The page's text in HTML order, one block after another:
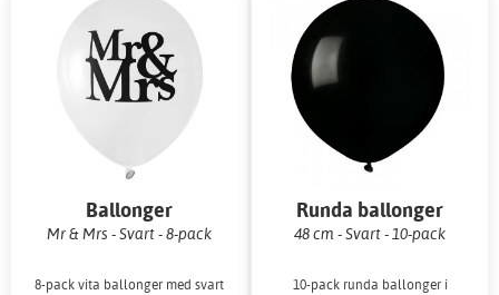
Ballonger
Mr & Mrs - Svart - 8-pack
8-pack vita ballonger med svart
Runda ballonger
48 cm - Svart - 10-pack
10-pack runda ballonger i